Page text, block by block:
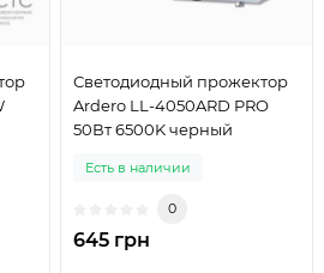
Светодиодный прожектор
Ardero LL-4050ARD PRO
50Вт 6500K черный
Есть в наличии
0
645 грн